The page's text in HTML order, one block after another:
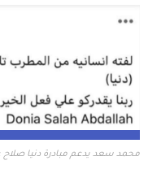
محمد سعد يدعم مبادرة دنيا صلاح